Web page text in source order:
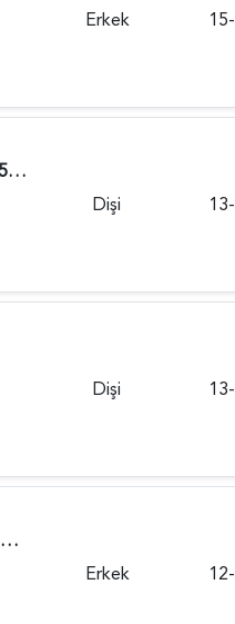
Erkek
Redpoit İran prenses - 5114
Dişi
Dişi
Scottish kırması kedi 2 Yaşında - 5140
Erkek